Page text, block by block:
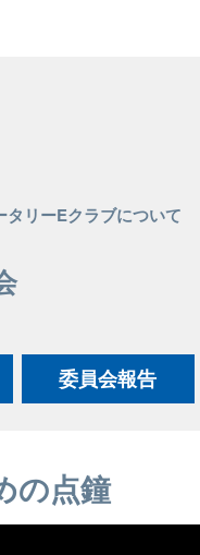
タリーEクラブについて
委員会報告
の点鐘